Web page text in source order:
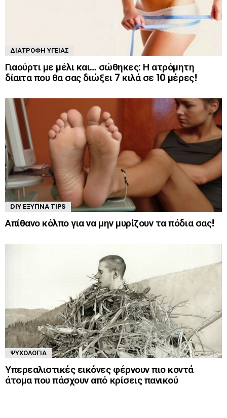
ΔΙΑΤΡΟΦΉ ΥΓΕΊΑΣ
Γιαούρτι με μέλι και… σώθηκες: Η ατρόμητη
δίαιτα που θα σας διώξει 7 κιλά σε 10 μέρες!
DIY ΈΞΥΠΝΑ TIPS
Απίθανο κόλπο για να μην μυρίζουν τα πόδια σας!
ΨΥΧΟΛΟΓΊΑ
Υπερεαλιστικές εικόνες φέρνουν πιο κοντά
άτομα που πάσχουν από κρίσεις πανικού